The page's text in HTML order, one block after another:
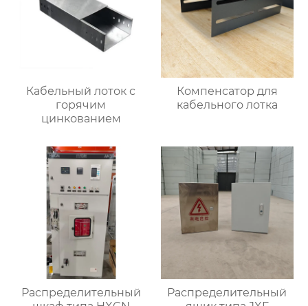
Кабельный лоток с
горячим
цинкованием
Компенсатор для
кабельного лотка
Распределительный
Распределительный